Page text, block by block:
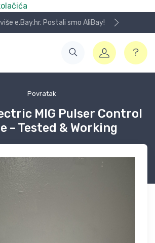
e.Bay.hr. Postali smo AliBay!
Povratak
MIG Pulser Control
– Tested & Working